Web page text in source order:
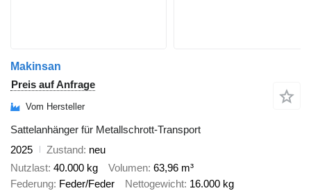
Makinsan
Preis auf Anfrage
Vom Hersteller
Sattelanhänger für Metallschrott-Transport
2025
Zustand neu
Nutzlast 40.000 kg Volumen 63,96 m³
Federung Feder/Feder Nettogewicht 16.000 kg